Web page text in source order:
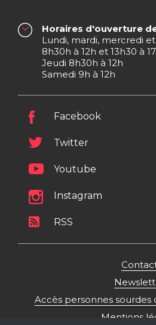
Horaires d'ouverture
Lundi, mardi, mercredi
8h30h à 12h et 13h30 à
Jeudi 8h30h à 12h
Samedi 9h à 12h
Facebook
Twitter
Youtube
Instagram
RSS
Accès personnes
Mentions